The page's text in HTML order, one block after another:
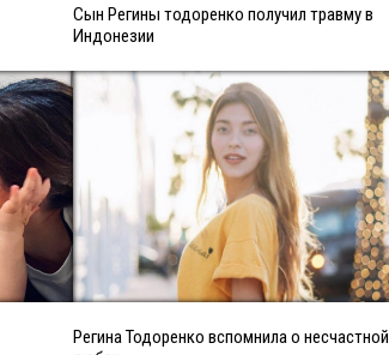
Сын Регины тодоренко получил травму в
Индонезии
Регина Тодоренко вспомнила о несчастной